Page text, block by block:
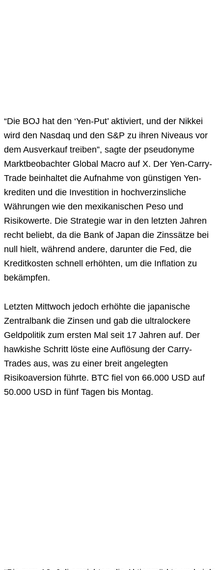
“Die BOJ hat den ‘Yen-Put’ aktiviert, und der Nikkei
wird den Nasdaq und den S&P zu ihren Niveaus vor
dem Ausverkauf treiben”, sagte der pseudonyme
Marktbeobachter Global Macro auf X. Der Yen-Carry-
Trade beinhaltet die Aufnahme von günstigen Yen-
krediten und die Investition in hochverzinsliche
Währungen wie den mexikanischen Peso und
Risikowerte. Die Strategie war in den letzten Jahren
recht beliebt, da die Bank of Japan die Zinssätze bei
null hielt, während andere, darunter die Fed, die
Kreditkosten schnell erhöhten, um die Inflation zu
bekämpfen.
Letzten Mittwoch jedoch erhöhte die japanische
Zentralbank die Zinsen und gab die ultralockere
Geldpolitik zum ersten Mal seit 17 Jahren auf. Der
hawkishe Schritt löste eine Auflösung der Carry-
Trades aus, was zu einer breit angelegten
Risikoaversion führte. BTC fiel von 66.000 USD auf
50.000 USD in fünf Tagen bis Montag.